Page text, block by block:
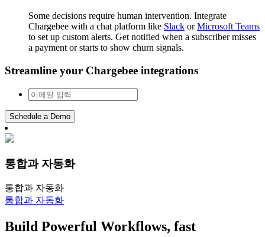
Some decisions require human intervention. Integrate
Chargebee with a chat platform like Slack orMicrosoft Teams
to set up custom alerts. Get notified when a subscriber misses
a payment or starts to show churn signals.
Streamline your Chargebee integrations
Schedule a Demo
통합과 자동화
통합과 자동화
통합과 자동화
Build Powerful Workflows, fast